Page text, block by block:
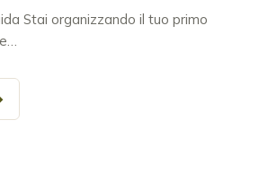
Stai organizzando il tuo primo